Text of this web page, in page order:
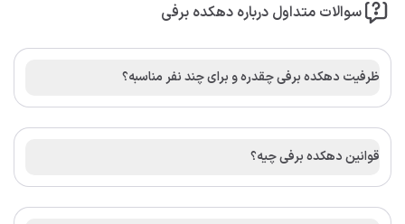
سوالات متداول درباره دهکده برفی
ظرفیت دهکده برفی چقدره و برای چند نفر مناسبه؟
قوانین دهکده برفی چیه؟